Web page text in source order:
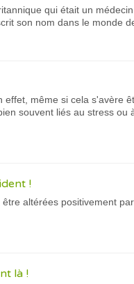
qui était un
son nom dans le monde
même si cela s'avère
souvent liés au stress ou
!
altérées positivement
là !